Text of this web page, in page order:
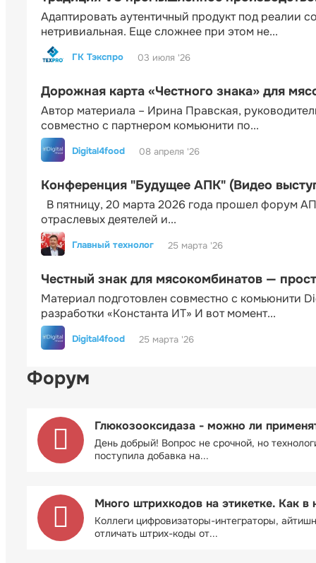
Адаптировать аутентичный продукт под реалии
нетривиальная. Еще сложнее при этом не...
ГК Тэкспро 03 июля '26
Дорожная карта «Честного знака» для
Автор материала – Ирина Правская,
совместно с партнером комьюнити по...
Digital4food 08 апреля '26
Конференция "Будущее АПК" (Видео
В пятницу, 20 марта 2026 года прошел форум
отраслевых деятелей и...
Главный технолог 25 марта '26
Честный знак для мясокомбинатов —
Материал подготовлен совместно с комьюнити
разработки «Константа ИТ» И вот момент...
Digital4food 25 марта '26
Форум
Глюкозооксидаза - можно ли
День добрый! Вопрос не срочной, но
поступила добавка на...
Много штрихкодов на этикетке. Как в
Коллеги цифровизаторы-интеграторы,
отличать штрих-коды от...